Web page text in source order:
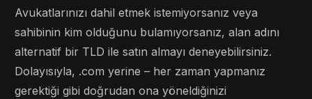
Avukatlarınızı dahil etmek istemiyorsanız veya
sahibinin kim olduğunu bulamıyorsanız, alan adını
alternatif bir TLD ile satın almayı deneyebilirsiniz.
Dolayısıyla, .com yerine – her zaman yapmanız
gerektiği gibi doğrudan ona yöneldiğinizi